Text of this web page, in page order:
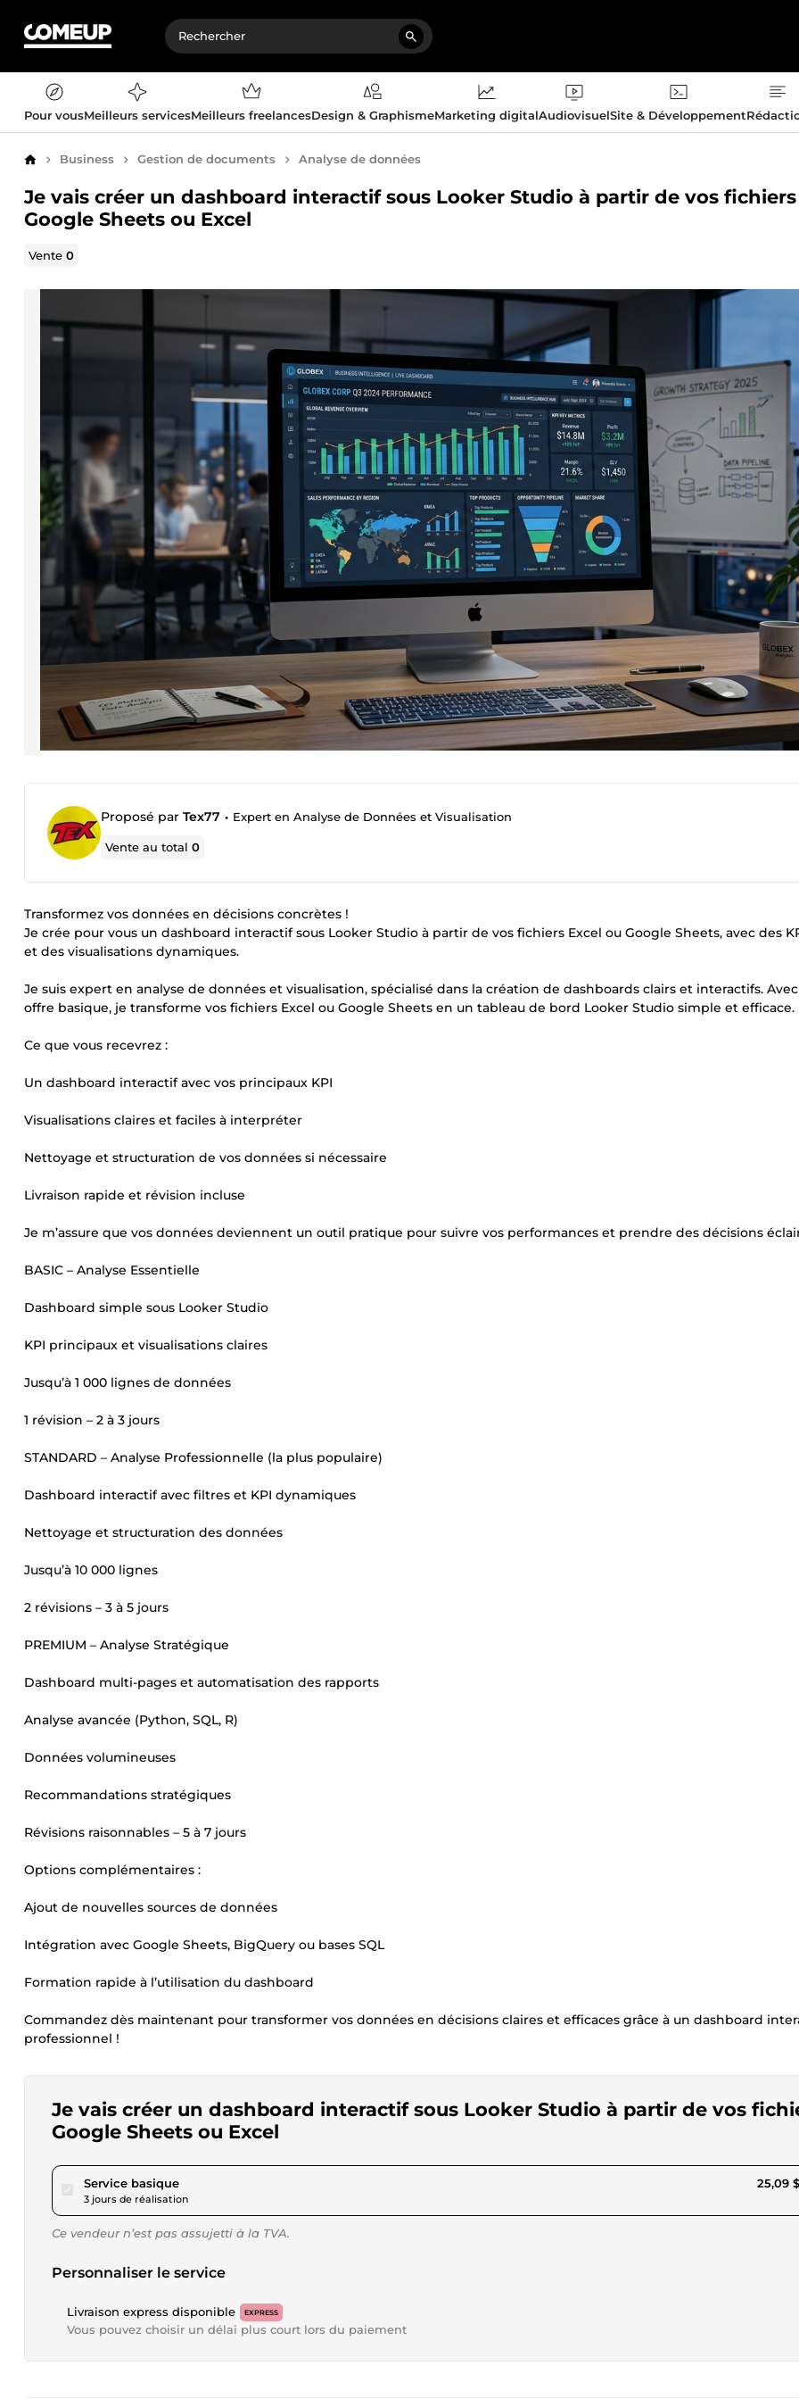
Pour vousMeilleurs servicesMeilleurs freelancesDesign & GraphismeMarketing digitalAudiovisuelSite & Développement
AccueilBusiness Gestion de documents Analyse de données
Je vais créer un dashboard interactif sous Looker Studio à partir de vos fichiers
Google Sheets ou Excel
Vente0
Proposé par Tex77 • Expert en Analyse de Données et Visualisation
Vente au total0
Transformez vos données en décisions concrètes !
Je crée pour vous un dashboard interactif sous Looker Studio à partir de vos fichiers Excel ou Google Sheets, avec des
et des visualisations dynamiques.
Je suis expert en analyse de données et visualisation, spécialisé dans la création de dashboards clairs et interactifs.
offre basique, je transforme vos fichiers Excel ou Google Sheets en un tableau de bord Looker Studio simple et efficace.
Ce que vous recevrez :
Un dashboard interactif avec vos principaux KPI
Visualisations claires et faciles à interpréter
Nettoyage et structuration de vos données si nécessaire
Livraison rapide et révision incluse
Je m’assure que vos données deviennent un outil pratique pour suivre vos performances et prendre des décisions
BASIC – Analyse Essentielle
Dashboard simple sous Looker Studio
KPI principaux et visualisations claires
Jusqu’à 1 000 lignes de données
1 révision – 2 à 3 jours
STANDARD – Analyse Professionnelle (la plus populaire)
Dashboard interactif avec filtres et KPI dynamiques
Nettoyage et structuration des données
Jusqu’à 10 000 lignes
2 révisions – 3 à 5 jours
PREMIUM – Analyse Stratégique
Dashboard multi-pages et automatisation des rapports
Analyse avancée (Python, SQL, R)
Données volumineuses
Recommandations stratégiques
Révisions raisonnables – 5 à 7 jours
Options complémentaires :
Ajout de nouvelles sources de données
Intégration avec Google Sheets, BigQuery ou bases SQL
Formation rapide à l’utilisation du dashboard
Commandez dès maintenant pour transformer vos données en décisions claires et efficaces grâce à un dashboard
professionnel !
Je vais créer un dashboard interactif sous Looker Studio à partir de vos
Google Sheets ou Excel
Service basiquepour 23,12 $US
3 jours de réalisation
25,09
Ce vendeur n’est pas assujetti à la TVA.
Personnaliser le service
Livraison express disponible EXPRESS
Vous pouvez choisir un délai plus court lors du paiement